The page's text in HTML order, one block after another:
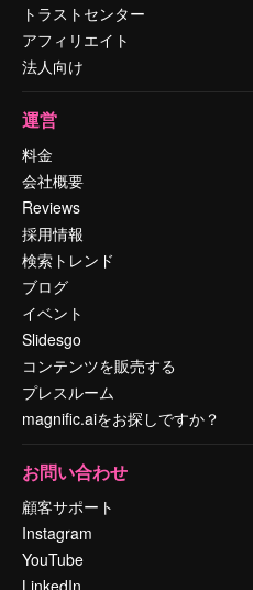
トラストセンター
アフィリエイト
法人向け
運営
料金
会社概要
Reviews
採用情報
検索トレンド
ブログ
イベント
Slidesgo
コンテンツを販売する
プレスルーム
magnific.aiをお探しですか？
お問い合わせ
顧客サポート
Instagram
YouTube
LinkedIn